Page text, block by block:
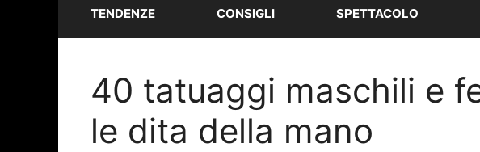
TENDENZE CONSIGLI SPETTACOLO
40 tatuaggi maschili e
le dita della mano